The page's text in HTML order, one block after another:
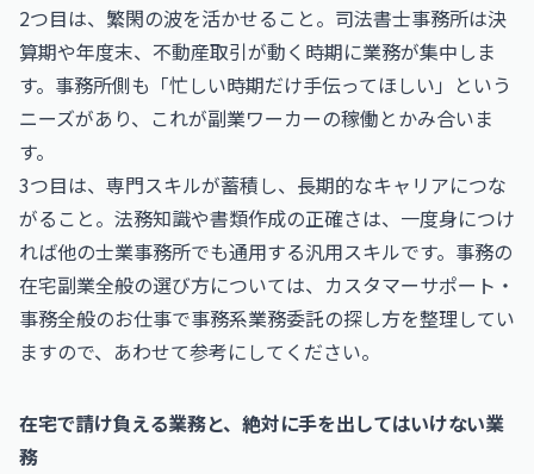
2つ目は、繁閑の波を活かせること。司法書士事務所は決
算期や年度末、不動産取引が動く時期に業務が集中しま
す。事務所側も「忙しい時期だけ手伝ってほしい」という
ニーズがあり、これが副業ワーカーの稼働とかみ合いま
す。
3つ目は、専門スキルが蓄積し、長期的なキャリアにつな
がること。法務知識や書類作成の正確さは、一度身につけ
れば他の士業事務所でも通用する汎用スキルです。事務の
在宅副業全般の選び方については、 カスタマーサポート・
事務全般のお仕事で事務系業務委託の探し方を整理してい
ますので、あわせて参考にしてください。
在宅で請け負える業務と、絶対に手を出してはいけない業
務